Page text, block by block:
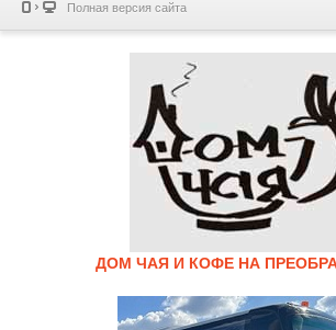
Полная версия сайта
ДОМ ЧАЯ И КОФЕ НА